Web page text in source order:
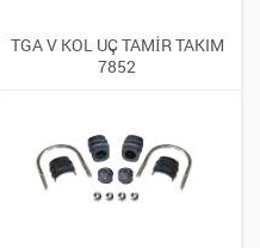
TGA V KOL UÇ TAMİR TAKIM
7852